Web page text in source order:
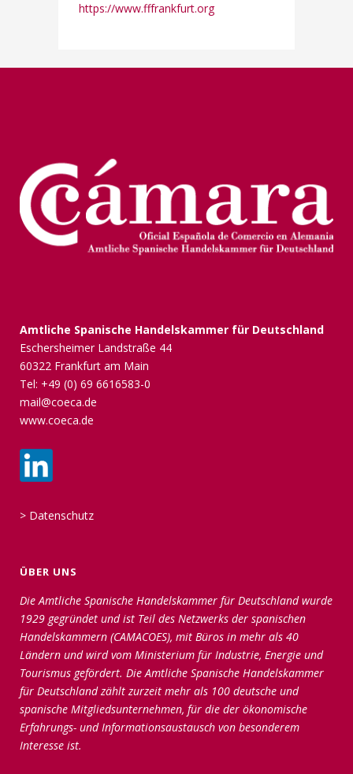
https://www.fffrankfurt.org
Amtliche Spanische Handelskammer für Deutschland
Eschersheimer Landstraße 44
60322 Frankfurt am Main
Tel: +49 (0) 69 6616583-0
mail@coeca.de
www.coeca.de
> Datenschutz
ÜBER UNS
Die Amtliche Spanische Handelskammer für Deutschland wurde
1929 gegründet und ist Teil des Netzwerks der spanischen
Handelskammern (CAMACOES), mit Büros in mehr als 40
Ländern und wird vom Ministerium für Industrie, Energie und
Tourismus gefördert. Die Amtliche Spanische Handelskammer
für Deutschland zählt zurzeit mehr als 100 deutsche und
spanische Mitgliedsunternehmen, für die der ökonomische
Erfahrungs- und Informationsaustausch von besonderem
Interesse ist.